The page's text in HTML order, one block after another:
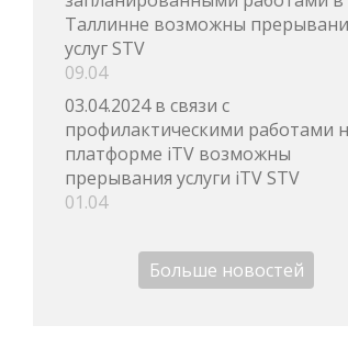
Таллинне возможны
услуг STV
09.04
03.04.2024 в связи с
профилактическими работами
платформе iTV возможны
прерывания услуги iTV STV
01.04
Больше новостей